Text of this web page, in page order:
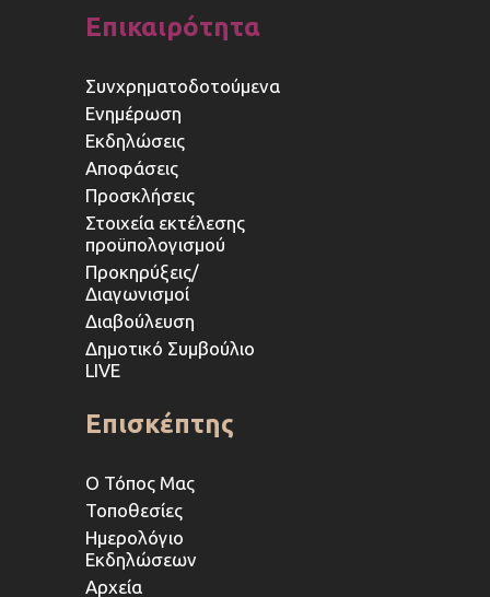
Επικαιρότητα
Συνχρηματοδοτούμενα
Ενημέρωση
Εκδηλώσεις
Αποφάσεις
Προσκλήσεις
Στοιχεία εκτέλεσης
προϋπολογισμού
Προκηρύξεις/
Διαγωνισμοί
Διαβούλευση
Δημοτικό Συμβούλιο
LIVE
Επισκέπτης
Ο Τόπος Μας
Τοποθεσίες
Ημερολόγιο
Εκδηλώσεων
Αρχεία